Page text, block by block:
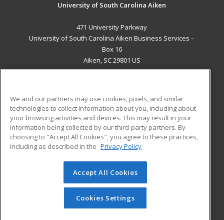
University of South Carolina Aiken
471 University Parkway
University of South Carolina Aiken Business Services –
Box 16
Aiken, SC 29801 US
ADDITIONAL RESOURCES
Military
Financial Assistance
Help
Student Blog
© 2026 ed2go, a division of Cengage Learning. All rights
reserved. The material on this site cannot be reproduced or
redistributed unless you have obtained prior written
permission from Cengage Learning.Privacy Policy
We and our partners may use cookies, pixels, and similar
technologies to collect information about you, including about
your browsing activities and devices. This may result in your
information being collected by our third-party partners. By
choosing to "Accept All Cookies", you agree to these practices,
including as described in the Privacy Policy
Accept All Cookies
Cookies Settings